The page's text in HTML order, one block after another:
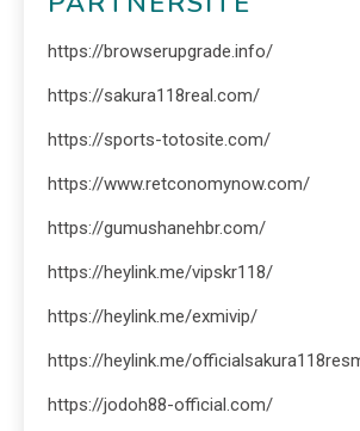
https://browserupgrade.info/
https://sakura118real.com/
https://sports-totosite.com/
https://www.retconomynow.com/
https://gumushanehbr.com/
https://heylink.me/vipskr118/
https://heylink.me/exmivip/
https://heylink.me/
https://jodoh88-official.com/